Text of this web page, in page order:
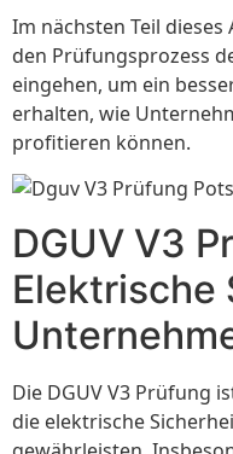
Im nächsten Teil
den Prüfungsprozess
eingehen, um ein
erhalten, wie
profitieren können.
DGUV V3
Elektrische
Die DGUV V3 Prüfung
die elektrische